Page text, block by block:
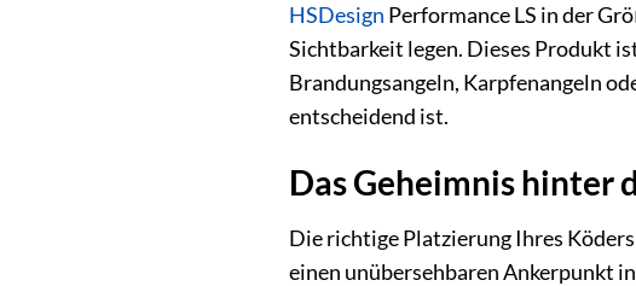
HSDesign Performance LS in der
Sichtbarkeit legen. Dieses Produkt
Brandungsangeln, Karpfenangeln
entscheidend ist.
Das Geheimnis hinter
Die richtige Platzierung Ihres
einen unübersehbaren Ankerpunkt